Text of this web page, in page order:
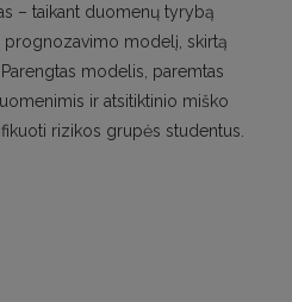
– taikant duomenų tyrybą
prognozavimo modelį, skirtą
modelis, paremtas
ir atsitiktinio miško
rizikos grupės studentus.